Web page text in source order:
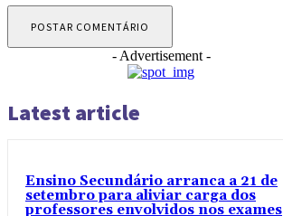
- Advertisement -
Latest article
Ensino Secundário arranca a 21 de
setembro para aliviar carga dos
professores envolvidos nos exames